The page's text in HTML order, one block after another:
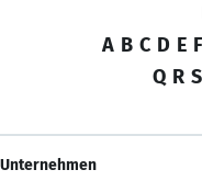
A B C D E F
Q R S
Unternehmen